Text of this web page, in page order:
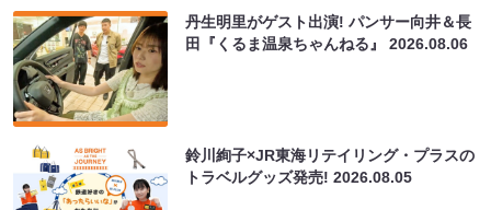
丹生明里がゲスト出演! パンサー向井＆長
田『くるま温泉ちゃんねる』2026.08.06
鈴川絢子×JR東海リテイリング・プラスの
トラベルグッズ発売!2026.08.05